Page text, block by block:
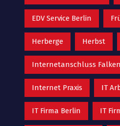
EDV Service Berlin
Herberge Herbst
Internetanschluss
Internet Praxis IT
IT Firma Berlin IT